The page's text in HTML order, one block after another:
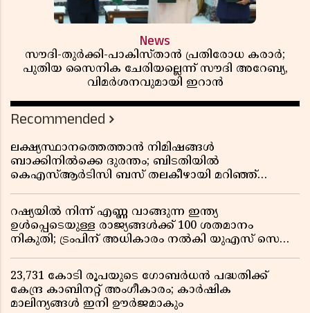
News
സൗദി-തുർക്കി-പാകിസ്താൻ പ്രതിരോധ കരാർ;
പുതിയ സൈനിക ചേരിയല്ലെന്ന് സൗദി അറേബ്യ,
വിമർശനവുമായി ഇറാൻ
Recommended
ലക്ഷ്യസ്ഥാനത്തെത്താൻ നിമിഷങ്ങൾ
ബാക്കിനിൽക്കെ ദുരന്തം; ബിടതിയിൽ
കെഎസ്ആർടിസി ബസ് തലകീഴായി മറിഞ്ഞ്
റഷ്യയിൽ നിന്ന് എണ്ണ വാങ്ങുന്ന ഇന്ത്യ
ഉൾപ്പെടെയുള്ള രാജ്യങ്ങൾക്ക് 100 ശതമാനം
നികുതി; ട്രംപിന് അധികാരം നൽകി യുഎസ് സെനറ്റ്
23,731 കോടി രൂപയുടെ ഗോബർധൻ പദ്ധതിക്ക്
കേന്ദ്ര കാബിനറ്റ് അംഗീകാരം; കാർഷിക
മാലിന്യങ്ങൾ ഇനി ഊർജമാകും